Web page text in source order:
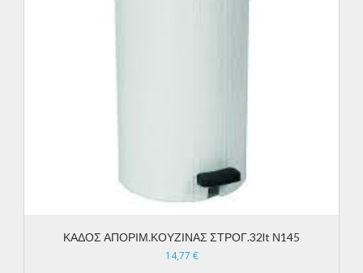
ΚΑΔΟΣ ΑΠΟΡΙΜ.ΚΟΥΖΙΝΑΣ ΣΤΡΟΓ.32lt Ν145
14,77 €